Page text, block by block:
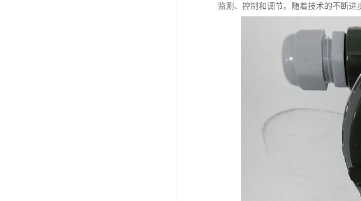
监测、控制和调节。随着技术的不断进